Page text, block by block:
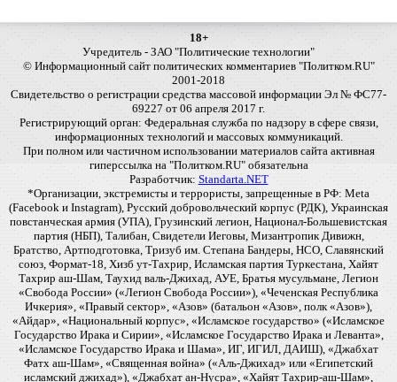
18+
Учредитель - ЗАО "Политические технологии"
© Информационный сайт политических комментариев "Политком.RU"
2001-2018
Свидетельство о регистрации средства массовой информации Эл № ФС77-
69227 от 06 апреля 2017 г.
Регистрирующий орган: Федеральная служба по надзору в сфере связи,
информационных технологий и массовых коммуникаций.
При полном или частичном использовании материалов сайта активная
гиперссылка на "Политком.RU" обязательна
Разработчик: Standarta.NET
*Организации, экстремисты и террористы, запрещенные в РФ: Meta
(Facebook и Instagram), Русский добровольческий корпус (РДК), Украинская
повстанческая армия (УПА), Грузинский легион, Национал-Большевистская
партия (НБП), Талибан, Свидетели Иеговы, Мизантропик Дивижн,
Братство, Артподготовка, Тризуб им. Степана Бандеры, НСО, Славянский
союз, Формат-18, Хизб ут-Тахрир, Исламская партия Туркестана, Хайят
Тахрир аш-Шам, Таухид валь-Джихад, АУЕ, Братья мусульмане, Легион
«Свобода России» («Легион Свобода России»), «Чеченская Республика
Ичкерия», «Правый сектор», «Азов» (батальон «Азов», полк «Азов»),
«Айдар», «Национальный корпус», «Исламское государство» («Исламское
Государство Ирака и Сирии», «Исламское Государство Ирака и Леванта»,
«Исламское Государство Ирака и Шама», ИГ, ИГИЛ, ДАИШ), «Джабхат
Фатх аш-Шам», «Священная война» («Аль-Джихад» или «Египетский
исламский джихад»), «Джабхат ан-Нусра», «Хайят Тахрир-аш-Шам»,